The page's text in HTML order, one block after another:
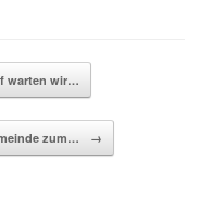
warten wir…
zum… →